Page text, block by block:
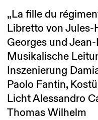
„La fille du
Libretto von Jules-
Georges und
Musikalische
Inszenierung
Paolo Fantin,
Licht Alessandro
Thomas Wilhelm